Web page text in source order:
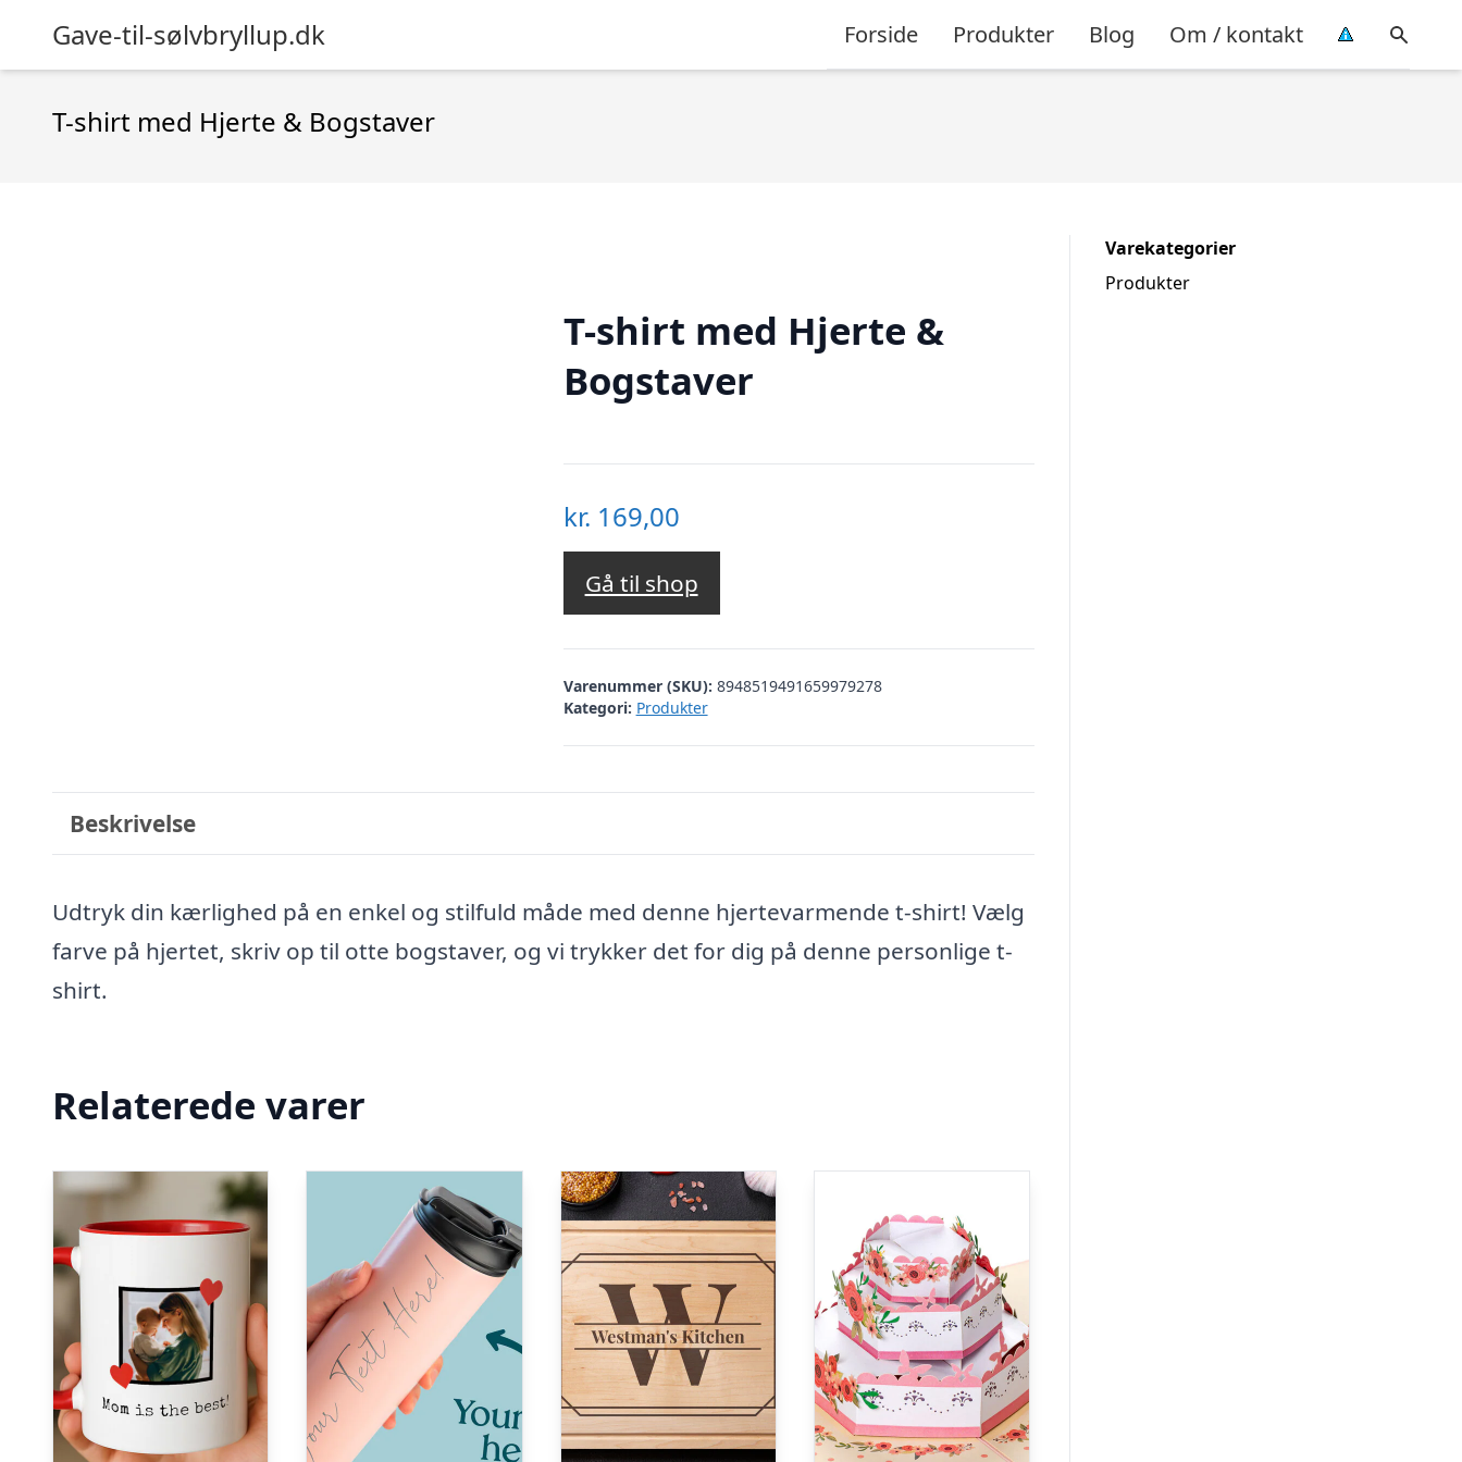
Gave-til-sølvbryllup.dk Forside Produkter Blog Om / kontakt
T-shirt med Hjerte & Bogstaver
T-shirt med Hjerte &
Bogstaver
kr. 169,00
Gå til shop
Varenummer (SKU): 8948519491659979278
Kategori: Produkter
Beskrivelse
Udtryk din kærlighed på en enkel og stilfuld måde med denne hjertevarmende t-shirt! Vælg
farve på hjertet, skriv op til otte bogstaver, og vi trykker det for dig på denne personlige t-
shirt.
Relaterede varer
Varekategorier
Produkter